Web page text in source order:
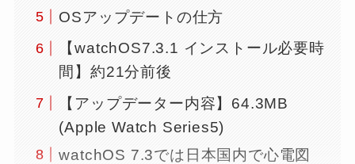
OSアップデートの仕方
【watchOS7.3.1 インストール必要時
間】約21分前後
【アップデーター内容】64.3MB
(Apple Watch Series5)
watchOS 7.3では日本国内で心電図